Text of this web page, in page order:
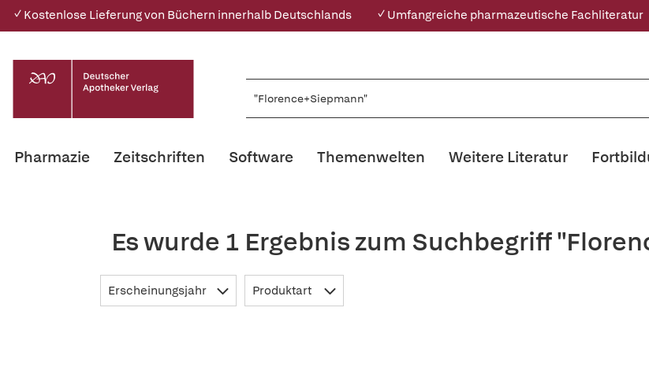
✓ Kostenlose Lieferung von Büchern innerhalb Deutschlands ✓ Umfangreiche pharmazeutische Fachliteratur
Pharmazie Zeitschriften Software Themenwelten Weitere Literatur
Es wurde 1 Ergebnis zum Suchbegriff
Erscheinungsjahr Produktart